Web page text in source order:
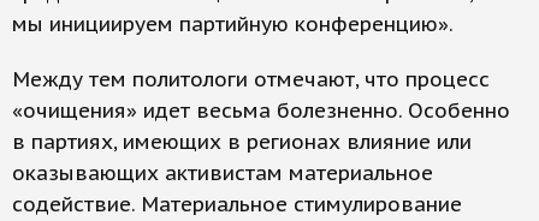
мы инициируем партийную конференцию».
Между тем политологи отмечают, что процесс
«очищения» идет весьма болезненно. Особенно
в партиях, имеющих в регионах влияние или
оказывающих активистам материальное
содействие. Материальное стимулирование